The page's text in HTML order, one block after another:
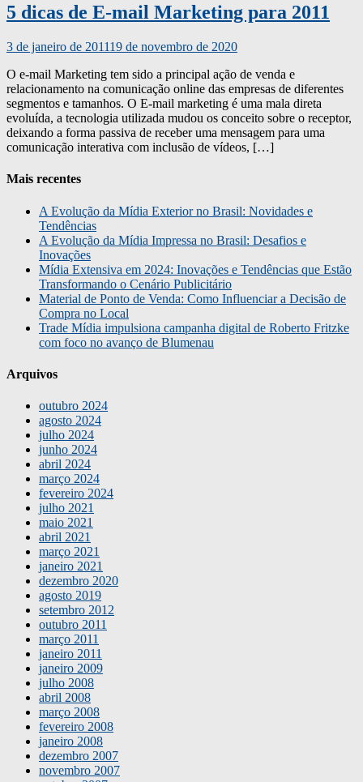
5 dicas de E-mail Marketing para 2011
3 de janeiro de 201119 de novembro de 2020
O e-mail Marketing tem sido a principal ação de venda e
relacionamento na comunicação online das empresas de diferentes
segmentos e tamanhos. O E-mail marketing é uma mala direta
evoluída, a tecnologia utilizada mudou os conceito sobre o receptor,
deixando a forma passiva de receber uma mensagem para uma
comunicação interativa com inclusão de vídeos, […]
Mais recentes
A Evolução da Mídia Exterior no Brasil: Novidades e
Tendências
A Evolução da Mídia Impressa no Brasil: Desafios e
Inovações
Mídia Extensiva em 2024: Inovações e Tendências que Estão
Transformando o Cenário Publicitário
Material de Ponto de Venda: Como Influenciar a Decisão de
Compra no Local
Trade Mídia impulsiona campanha digital de Roberto Fritzke
com foco no avanço de Blumenau
Arquivos
outubro 2024
agosto 2024
julho 2024
junho 2024
abril 2024
março 2024
fevereiro 2024
julho 2021
maio 2021
abril 2021
março 2021
janeiro 2021
dezembro 2020
agosto 2019
setembro 2012
outubro 2011
março 2011
janeiro 2011
janeiro 2009
julho 2008
abril 2008
março 2008
fevereiro 2008
janeiro 2008
dezembro 2007
novembro 2007